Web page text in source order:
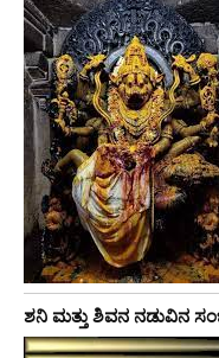
ಶನಿ ಮತ್ತು ಶಿವನ ನಡುವಿನ